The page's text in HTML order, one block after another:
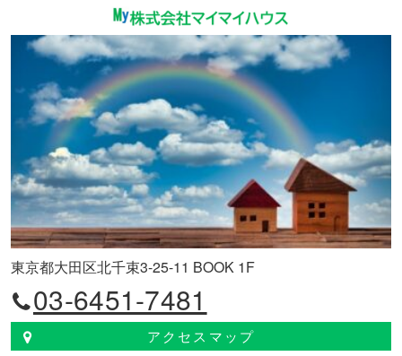
東京都大田区北千束3-25-11 BOOK 1F
03-6451-7481
アクセスマップ